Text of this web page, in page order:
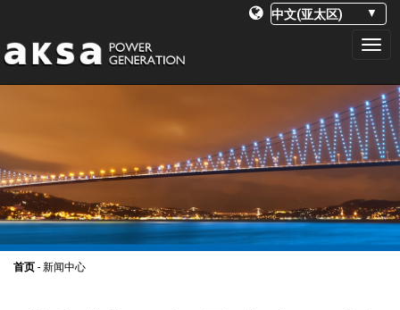
PRIMARY
t
o
c
o
n
首页 - 新闻中心